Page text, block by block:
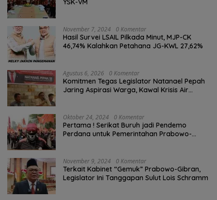
November 7, 2024 0 Komentar
Hasil Survei LSAIL Pilkada Minut, MJP-CK
46,74% Kalahkan Petahana JG-KWL 27,62%
Agustus 6, 2026 0 Komentar
Komitmen Tegas Legislator Natanael Pepah
Jaring Aspirasi Warga, Kawal Krisis Air
Oktober 24, 2024 0 Komentar
Pertama ! Serikat Buruh jadi Pendemo
Perdana untuk Pemerintahan Prabowo-
November 9, 2024 0 Komentar
Terkait Kabinet “Gemuk” Prabowo-Gibran,
Legislator Ini Tanggapan Sulut Lois Schramm